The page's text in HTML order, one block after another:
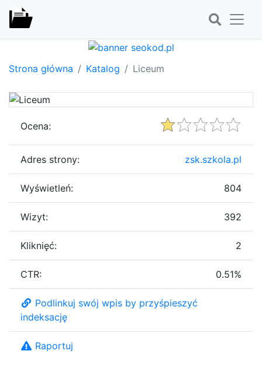
Strona główna Katalog Liceum
Ocena:
Adres strony: zsk.szkola.pl
Wyświetleń: 804
Wizyt: 392
Kliknięć: 2
CTR: 0.51%
Podlinkuj swój wpis by przyśpieszyć
indeksację
Raportuj